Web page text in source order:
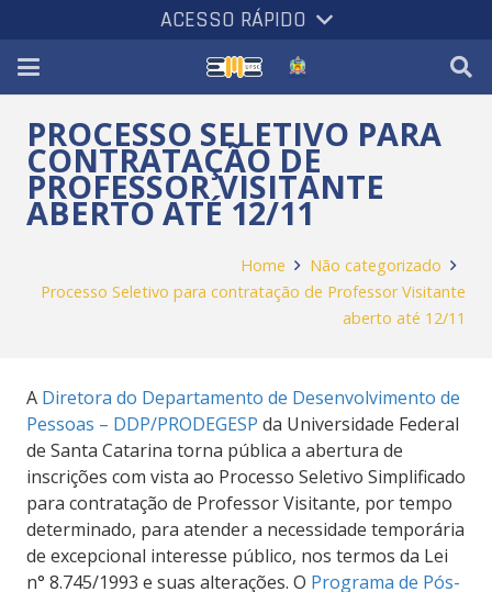
ACESSO RÁPIDO
PROCESSO SELETIVO PARA
CONTRATAÇÃO DE
PROFESSOR VISITANTE
ABERTO ATÉ 12/11
Home
Não categorizado
Processo Seletivo para contratação de Professor Visitante
aberto até 12/11
A Diretora do Departamento de Desenvolvimento de
Pessoas – DDP/PRODEGESP da Universidade Federal
de Santa Catarina torna pública a abertura de
inscrições com vista ao Processo Seletivo Simplificado
para contratação de Professor Visitante, por tempo
determinado, para atender a necessidade temporária
de excepcional interesse público, nos termos da Lei
n° 8.745/1993 e suas alterações. O Programa de Pós-